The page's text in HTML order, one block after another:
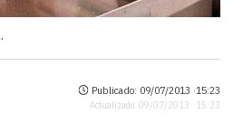
Publicado: 09/07/2013 ·15:23
Actualizado: 09/07/2013 · 15:23